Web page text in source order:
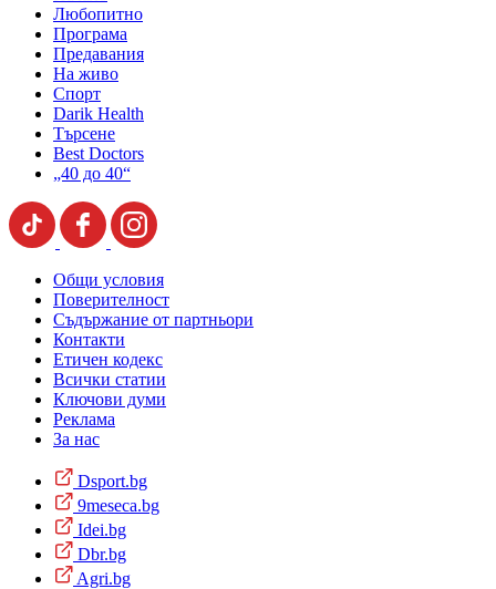
Любопитно
Програма
Предавания
На живо
Спорт
Darik Health
Търсене
Best Doctors
„40 до 40“
Общи условия
Поверителност
Съдържание от партньори
Контакти
Етичен кодекс
Всички статии
Ключови думи
Реклама
За нас
Dsport.bg
9meseca.bg
Idei.bg
Dbr.bg
Agri.bg